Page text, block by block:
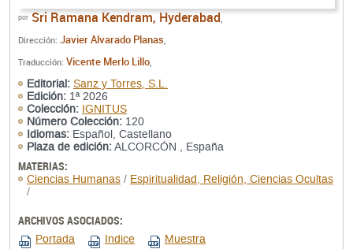
por Sri Ramana Kendram, Hyderabad,
Dirección: Javier Alvarado Planas,
Traducción: Vicente Merlo Lillo,
Editorial: Sanz y Torres, S.L.
Edición: 1ª 2026
Colección: IGNITUS
Número Colección: 120
Idiomas: Español, Castellano
Plaza de edición: ALCORCÓN , España
MATERIAS:
Ciencias Humanas / Espiritualidad, Religión, Ciencias Ocultas
/
ARCHIVOS ASOCIADOS:
Portada Indice Muestra